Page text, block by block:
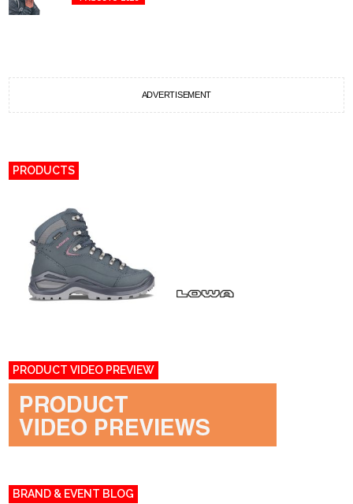
ADVERTISEMENT
PRODUCTS
PRODUCT VIDEO PREVIEW
BRAND & EVENT BLOG